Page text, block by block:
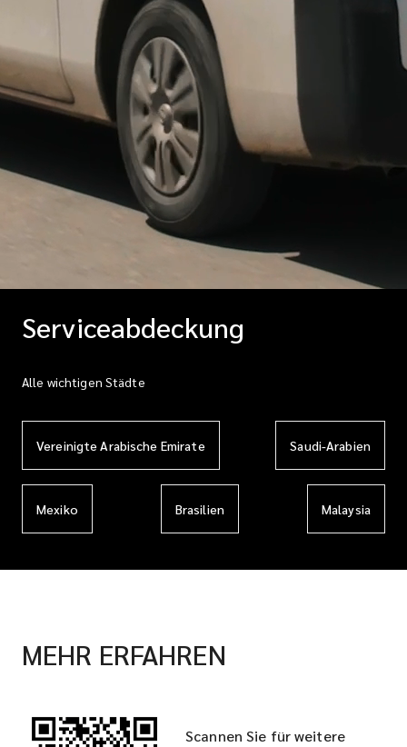
Serviceabdeckung
Alle wichtigen Städte
Vereinigte Arabische Emirate Saudi-Arabien
Mexiko Brasilien Malaysia
MEHR ERFAHREN
Scannen Sie für weitere